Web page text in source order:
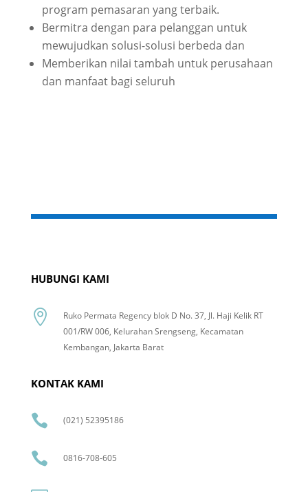
program pemasaran yang terbaik.
Bermitra dengan para pelanggan untuk
mewujudkan solusi-solusi berbeda dan
Memberikan nilai tambah untuk perusahaan
dan manfaat bagi seluruh
HUBUNGI KAMI

Ruko Permata Regency blok D No. 37, Jl. Haji Kelik RT
001/RW 006, Kelurahan Srengseng, Kecamatan
Kembangan, Jakarta Barat
KONTAK KAMI
 (021) 52395186
 0816-708-605